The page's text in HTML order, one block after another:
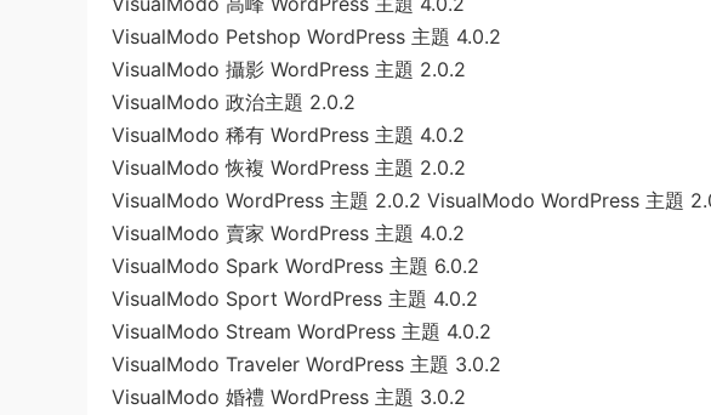
VisualModo Petshop WordPress 主題 4.0.2
VisualModo 攝影 WordPress 主題 2.0.2
VisualModo 政治主題 2.0.2
VisualModo 稀有 WordPress 主題 4.0.2
VisualModo 恢複 WordPress 主題 2.0.2
VisualModo WordPress 主題 2.0.2 VisualModo WordPress 主題
VisualModo 賣家 WordPress 主題 4.0.2
VisualModo Spark WordPress 主題 6.0.2
VisualModo Sport WordPress 主題 4.0.2
VisualModo Stream WordPress 主題 4.0.2
VisualModo Traveler WordPress 主題 3.0.2
VisualModo 婚禮 WordPress 主題 3.0.2